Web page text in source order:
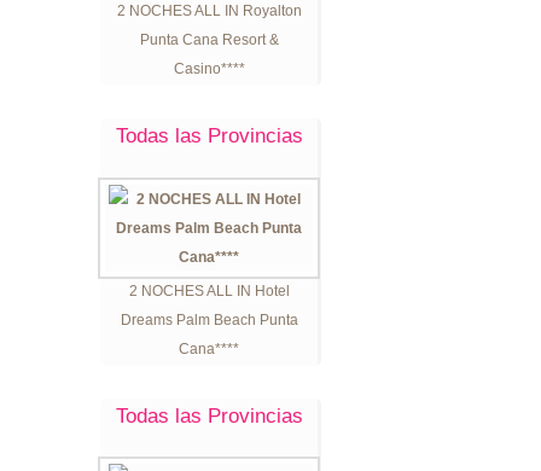
2 NOCHES ALL IN Royalton
Punta Cana Resort &
Casino****
Todas las Provincias
2 NOCHES ALL IN Hotel
Dreams Palm Beach Punta
Cana****
Todas las Provincias